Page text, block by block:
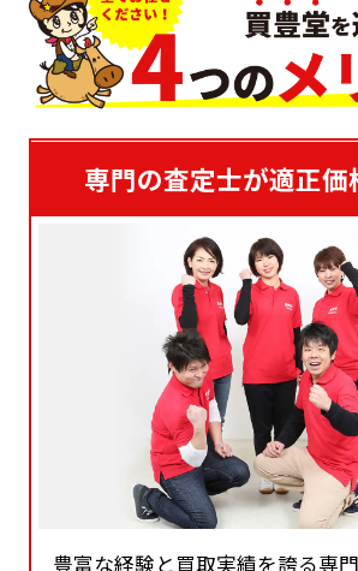
専門の査定士が適正価
豊富な経験と買取実績を誇る専